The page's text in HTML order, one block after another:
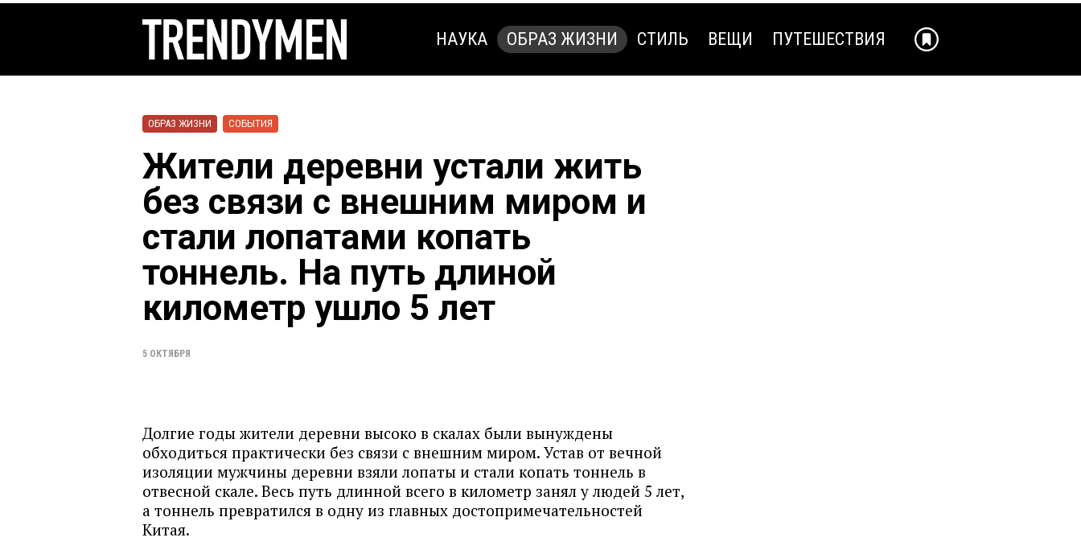
НАУКА ОБРАЗ ЖИЗНИ СТИЛЬ ВЕЩИ ПУТЕШЕСТВИЯ
ОБРАЗ ЖИЗНИ СОБЫТИЯ
Жители деревни устали жить
без связи с внешним миром и
стали лопатами копать
тоннель. На путь длиной
километр ушло 5 лет
5 ОКТЯБРЯ
Долгие годы жители деревни высоко в скалах были вынуждены
обходиться практически без связи с внешним миром. Устав от вечной
изоляции мужчины деревни взяли лопаты и стали копать тоннель в
отвесной скале. Весь путь длинной всего в километр занял у людей 5 лет,
а тоннель превратился в одну из главных достопримечательностей
Китая.